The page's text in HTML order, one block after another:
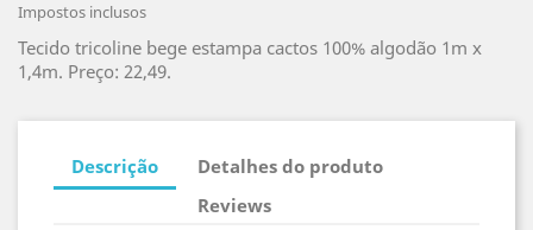
Impostos inclusos
Tecido tricoline bege estampa cactos 100% algodão 1m x
1,4m. Preço: 22,49.
Descrição
Detalhes do produto
Reviews